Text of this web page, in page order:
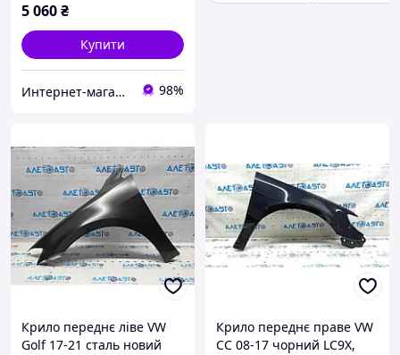
5 060₴
Купити
Интернет-магазин автозапчастей ВсеАвто 98%
Крило переднє ліве VW
Golf 17-21 сталь новий
Крило переднє праве VW
CC 08-17 чорний LC9X,